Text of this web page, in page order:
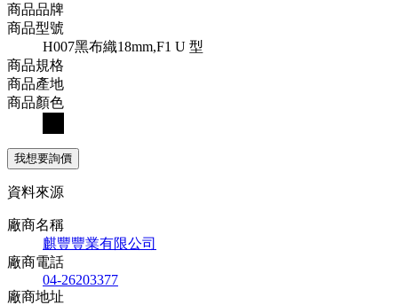
商品品牌
商品型號
H007黑布織18mm,F1 U 型
商品規格
商品產地
商品顏色
我想要詢價
資料來源
廠商名稱
麒豐豐業有限公司
廠商電話
04-26203377
廠商地址